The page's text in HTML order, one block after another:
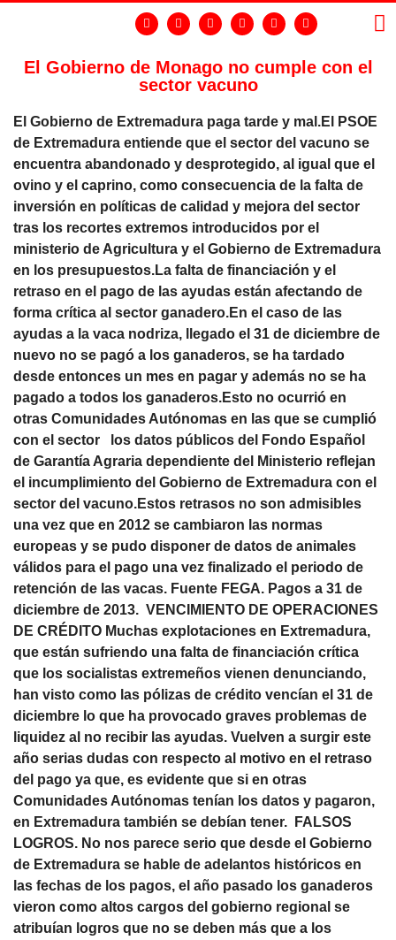
El Gobierno de Monago no cumple con el
sector vacuno
El Gobierno de Extremadura paga tarde y mal.El PSOE
de Extremadura entiende que el sector del vacuno se
encuentra abandonado y desprotegido, al igual que el
ovino y el caprino, como consecuencia de la falta de
inversión en políticas de calidad y mejora del sector
tras los recortes extremos introducidos por el
ministerio de Agricultura y el Gobierno de Extremadura
en los presupuestos.La falta de financiación y el
retraso en el pago de las ayudas están afectando de
forma crítica al sector ganadero.En el caso de las
ayudas a la vaca nodriza, llegado el 31 de diciembre de
nuevo no se pagó a los ganaderos, se ha tardado
desde entonces un mes en pagar y además no se ha
pagado a todos los ganaderos.Esto no ocurrió en
otras Comunidades Autónomas en las que se cumplió
con el sector los datos públicos del Fondo Español
de Garantía Agraria dependiente del Ministerio reflejan
el incumplimiento del Gobierno de Extremadura con el
sector del vacuno.Estos retrasos no son admisibles
una vez que en 2012 se cambiaron las normas
europeas y se pudo disponer de datos de animales
válidos para el pago una vez finalizado el periodo de
retención de las vacas. Fuente FEGA. Pagos a 31 de
diciembre de 2013. VENCIMIENTO DE OPERACIONES
DE CRÉDITO Muchas explotaciones en Extremadura,
que están sufriendo una falta de financiación crítica
que los socialistas extremeños vienen denunciando,
han visto como las pólizas de crédito vencían el 31 de
diciembre lo que ha provocado graves problemas de
liquidez al no recibir las ayudas. Vuelven a surgir este
año serias dudas con respecto al motivo en el retraso
del pago ya que, es evidente que si en otras
Comunidades Autónomas tenían los datos y pagaron,
en Extremadura también se debían tener. FALSOS
LOGROS. No nos parece serio que desde el Gobierno
de Extremadura se hable de adelantos históricos en
las fechas de los pagos, el año pasado los ganaderos
vieron como altos cargos del gobierno regional se
atribuían logros que no se deben más que a los